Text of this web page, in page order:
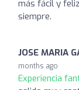
más fácil y
siempre.
JOSE MARIA
months ago
Experiencia